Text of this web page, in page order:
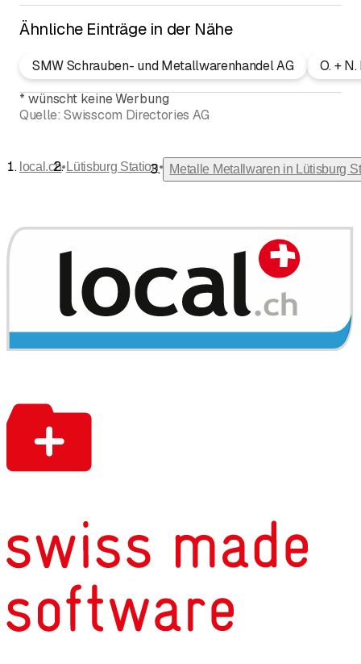
Ähnliche Einträge in der Nähe
SMW Schrauben- und Metallwarenhandel AG
O. +
* wünscht keine Werbung
Quelle: Swisscom Directories AG
local.ch• Lütisburg Station• Metalle Metallwaren in Lütisburg